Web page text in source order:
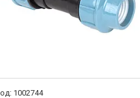
1002744